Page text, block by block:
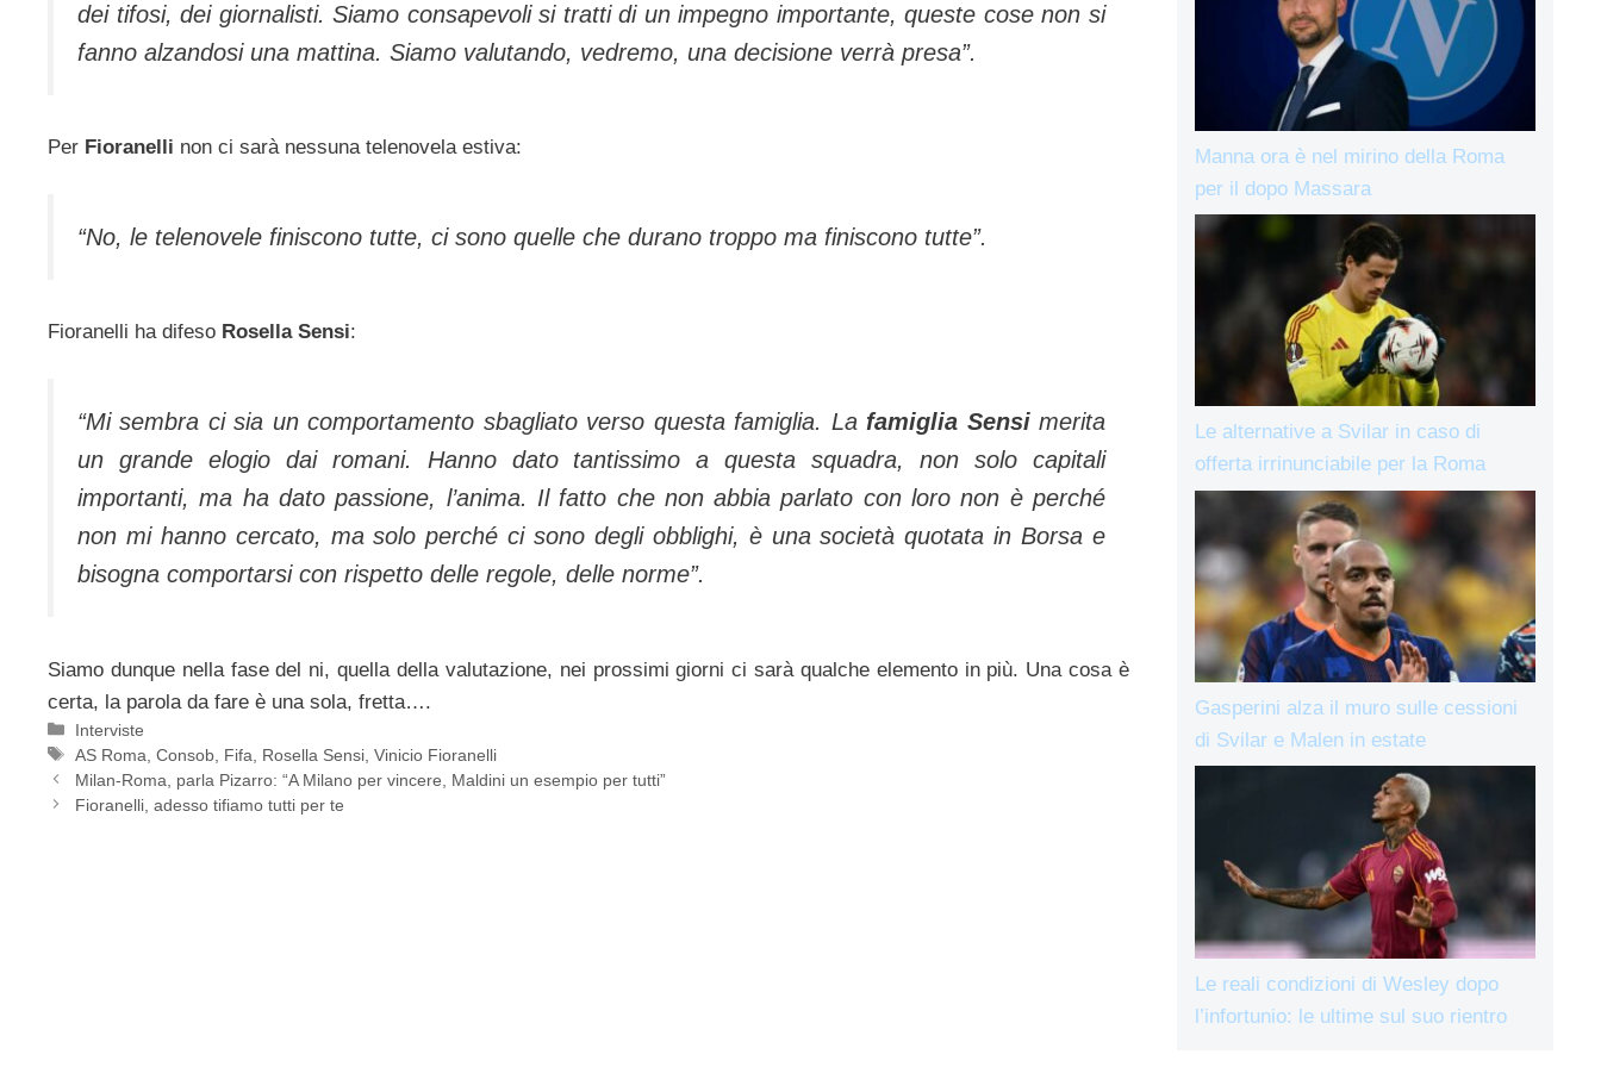
dei tifosi, dei giornalisti. Siamo consapevoli si tratti di un impegno importante, queste cose non si
fanno alzandosi una mattina. Siamo valutando, vedremo, una decisione verrà presa”.
Per Fioranelli non ci sarà nessuna telenovela estiva:
“No, le telenovele finiscono tutte, ci sono quelle che durano troppo ma finiscono tutte”.
Fioranelli ha difeso Rosella Sensi:
“Mi sembra ci sia un comportamento sbagliato verso questa famiglia. La famiglia Sensimerita
un grande elogio dai romani. Hanno dato tantissimo a questa squadra, non solo capitali
importanti, ma ha dato passione, l’anima. Il fatto che non abbia parlato con loro non è perché
non mi hanno cercato, ma solo perché ci sono degli obblighi, è una società quotata in Borsa e
bisogna comportarsi con rispetto delle regole, delle norme”.
Siamo dunque nella fase del ni, quella della valutazione, nei prossimi giorni ci sarà qualche elemento in più. Una cosa è
certa, la parola da fare è una sola, fretta….
Categorie
Interviste
Tag
AS Roma ,Consob Fifa Rosella Sensi ,Vinicio Fioranelli
Milan-Roma, parla Pizarro: “A Milano per vincere, Maldini un esempio per tutti”
Fioranelli, adesso tifiamo tutti per te
Manna ora è nel mirino della Roma
per il dopo Massara
Le alternative a Svilar in caso di
offerta irrinunciabile per la Roma
Gasperini alza il muro sulle cessioni
di Svilar e Malen in estate
Le reali condizioni di Wesley dopo
l’infortunio: le ultime sul suo rientro